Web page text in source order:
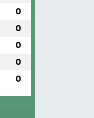
0
0
0
0
0